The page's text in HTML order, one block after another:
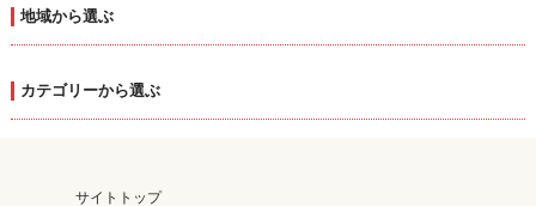
地域から選ぶ
カテゴリーから選ぶ
サイトトップ